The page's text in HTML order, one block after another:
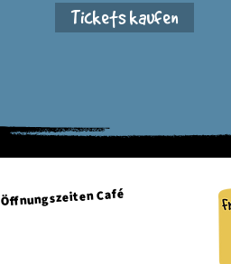
Tickets kaufen
Öffnungszeiten Café